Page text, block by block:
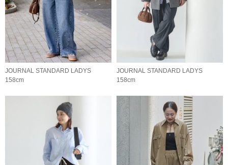
JOURNAL STANDARD LADYS
158cm
JOURNAL STANDARD LADYS
158cm